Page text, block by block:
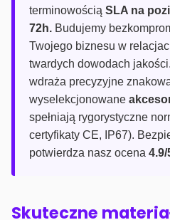
terminowością SLA na
72h. Budujemy
Twojego biznesu w
twardych dowodach
wdraża precyzyjne
wyselekcjonowane
spełniają rygorystyczne
certyfikaty CE, IP67).
potwierdza nasz ocena
Skuteczne